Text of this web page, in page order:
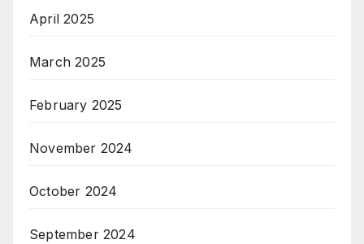
April 2025
March 2025
February 2025
November 2024
October 2024
September 2024